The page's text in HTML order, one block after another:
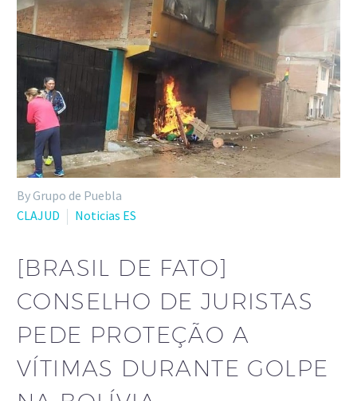
By Grupo de Puebla
CLAJUD
Noticias ES
[BRASIL DE FATO]
CONSELHO DE JURISTAS
PEDE PROTEÇÃO A
VÍTIMAS DURANTE GOLPE